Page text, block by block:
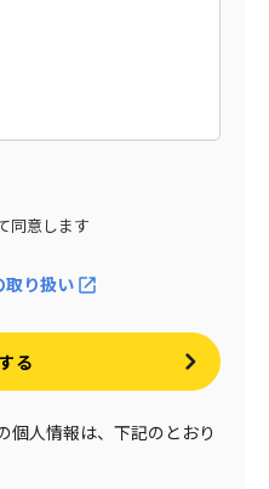
同意します
取り扱い
る
個人情報は、下記のとおり